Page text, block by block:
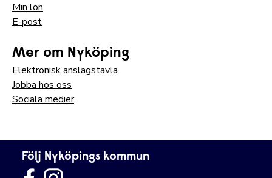
Min lön
E-post
Mer om Nyköping
Elektronisk anslagstavla
Jobba hos oss
Sociala medier
Följ Nyköpings kommun